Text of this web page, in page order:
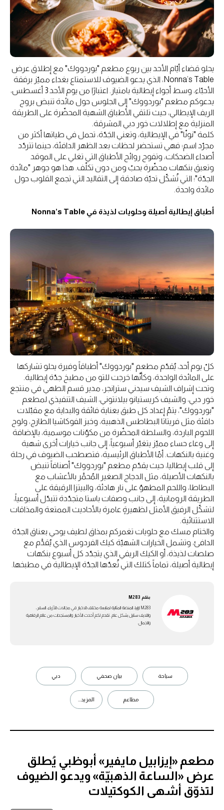
يحلو قضاء أيّام الأحد بين ربوع مطعم "بوردووك" مع إطلاق عرض
Nonna’s Table، الذي يدعو الضيوف للاستمتاع بغداء مميّز برفقة
الأحبّاء، وسط أجواء إيطالية بامتياز. اعتبارًا من يوم الأحد 3 أغسطس،
يدعوكم مطعم "بوردووك" إلى الجلوس حول مائدة تنبض بروح
الريف الإيطالي، حيث تلتقي الأطباق الشهية المحضّرة على الطريقة
المنزلية مع إطلالات خور دبي المشرقة.
كلمة "نونّا" في الإيطالية، وتعني الجَدّة، تحمل في طياتها أكثر من
مجرّد اسم؛ فهي تستحضر لحظات بعد الظهر الدافئة، حينما تتردّد
أصداء الضحكات، وتفوح روائح الأطباق التي تغلي على الموقد
وتعبق بنكهات محضّرة بحبّ ومن دون تكلّف. هذا هو جوهر "مائدة
الجدّة"؛ التي تُشكّل تحيّة صادقة إلى التقاليد التي تجمع القلوب حول
مائدة واحدة.
أطباق إيطالية أصيلة وحلويات لذيذة في Nonna’s Table
كلّ يوم أحد، يُقدّم مطعم "بوردووك" أطباقاً وفيرة يحلو تشاركها
على المائدة الواحدة، وكأنّها خرجت للتو من مطبخ جدّة إيطالية.
وتحت إشراف الشيف سيدني سترانجر، مدير قسم الطهي في منتجع
خور دبي، والشيف كريستيانو بيلانتوني، الشيف التنفيذي لمطعم
"بوردووك"، يتمّ إعداد كل طبق بعناية فائقة والبداية مع مقبّلات
دافئة مثل فريتاتا البطاطس الذهبية، وخبز الفوكاشيا الطازج، ولوح
اللحوم الباردة، والسلطة المحضّرة من مكوّنات موسمية، بالإضافة
إلى وعاء حساء مميّز يتغيّر أسبوعياً، إلى جانب خيارات أخرى شهية
وغنية بالنكهات. أمّا الأطباق الرئيسية، فتصطحب الضيوف في رحلة
إلى قلب إيطاليا، حيث يقدّم مطعم "بوردووك" أصنافاً تنبض
بالنكهات الأصيلة، مثل الدجاج الصغير المُحمَّر بالأعشاب مع
البطاطا، واللحم المطهوّ على نار هادئة، والبيتزا الرقيقة على
الطريقة الرومانية، إلى جانب وصفات باستا متجدّدة تتبدّل أسبوعياً،
لتشكّل الرفيق الأمثل لظهيرةٍ عامرة بالأحاديث الممتعة والمذاقات
الاستثنائية.
والختام مسك مع حلويات تغمركم بمذاق لطيف يوحي بعناق الجدّة
الدافئ، وتشمل الخيارات الشهيّة كيك الفردوس الذي يُقدَّم مع
صلصات لذيذة، أو الكيك الريفي الذي يتجدّد كل أسبوع بنكهات
إيطالية أصيلة، تماماً كتلك التي تُعدّها الجدّة الإيطالية في مطبخها.
بقلم M283
M283 ارابيا، المنصة المثالية لمتابعة مختلف الاخبار في مجالات الأزياء، السفر،
واللايف ستايل بشكل عام. تقدم لكم أحدث الأخبار والمستجدات من عالم الرفاهية
والجمال.
سياحة بيان صحفي دبي
مطاعم المزيد...
مطعم «إيزابيل مايفير» أبوظبي يُطلق
عرض «الساعة الذهبيّة» ويدعو الضيوف
لتذوّق أشهى الكوكتيلات